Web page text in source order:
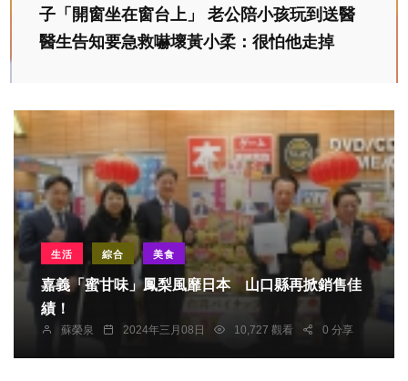
子「開窗坐在窗台上」 老公陪小孩玩到送醫
醫生告知要急救嚇壞黃小柔：很怕他走掉
生活 綜合 美食
嘉義「蜜甘味」鳳梨風靡日本 山口縣再掀銷售佳
績！
蘇榮泉 2024年三月08日 10,727 觀看 0 分享